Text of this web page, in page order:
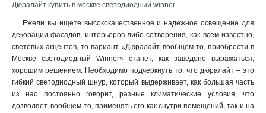
Дюралайт купить в москве светодиодный winner
Ежели вы ищете высококачественное и надежное освещение для
декорации фасадов, интерьеров либо сотворения, как всем известно,
световых акцентов, то вариант «Дюралайт, вообщем то, приобрести в
Москве светодиодный Winner» станет, как заведено выражаться,
хорошим решением. Необходимо подчеркнуть то, что дюралайт – это
гибкий светодиодный шнур, который выдерживает, как большая часть
из нас постоянно говорит, разные климатические условия, что
дозволяет, вообщем то, применять его как снутри помещений, так и на